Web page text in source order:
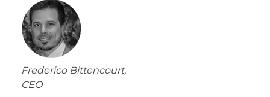
Frederico Bittencourt,
CEO